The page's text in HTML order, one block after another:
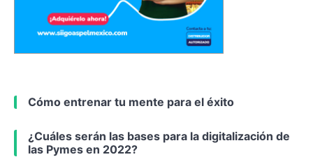
Cómo entrenar tu mente para el éxito
¿Cuáles serán las bases para la digitalización de
las Pymes en 2022?